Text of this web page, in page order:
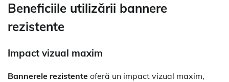
Beneficiile utilizării bannere
rezistente
Impact vizual maxim
Bannerele rezistente oferă un impact vizual maxim,